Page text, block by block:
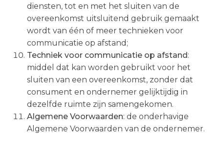
diensten, tot en met het sluiten van de
overeenkomst uitsluitend gebruik gemaakt
wordt van één of meer technieken voor
communicatie op afstand;
Techniek voor communicatie op afstand:
middel dat kan worden gebruikt voor het
sluiten van een overeenkomst, zonder dat
consument en ondernemer gelijktijdig in
dezelfde ruimte zijn samengekomen.
Algemene Voorwaarden: de onderhavige
Algemene Voorwaarden van de ondernemer.